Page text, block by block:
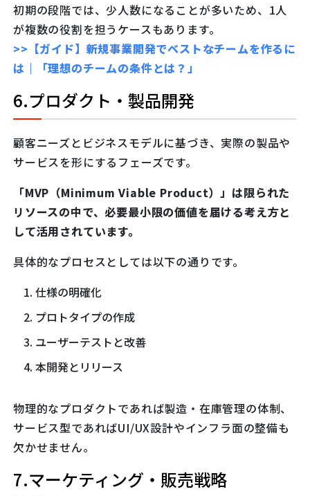
初期の段階では、少人数になることが多いため、1人
が複数の役割を担うケースもあります。
>>【ガイド】新規事業開発でベストなチームを作るに
は｜「理想のチームの条件とは？」
6.プロダクト・製品開発
顧客ニーズとビジネスモデルに基づき、実際の製品や
サービスを形にするフェーズです。
「MVP（Minimum Viable Product）」は限られた
リソースの中で、必要最小限の価値を届ける考え方と
して活用されています。
具体的なプロセスとしては以下の通りです。
仕様の明確化
プロトタイプの作成
ユーザーテストと改善
本開発とリリース
物理的なプロダクトであれば製造・在庫管理の体制、
サービス型であればUI/UX設計やインフラ面の整備も
欠かせません。
7.マーケティング・販売戦略